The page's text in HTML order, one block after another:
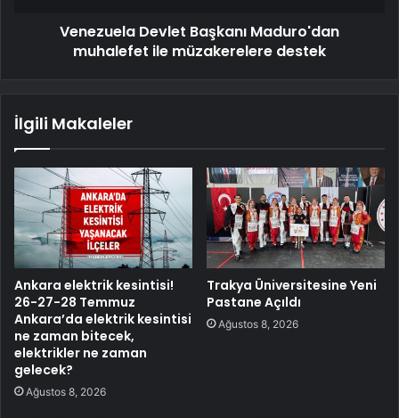
Venezuela Devlet Başkanı Maduro'dan
muhalefet ile müzakerelere destek
İlgili Makaleler
Ankara elektrik kesintisi!
26-27-28 Temmuz
Ankara’da elektrik kesintisi
ne zaman bitecek,
elektrikler ne zaman
gelecek?
Ağustos 8, 2026
Trakya Üniversitesine Yeni
Pastane Açıldı
Ağustos 8, 2026